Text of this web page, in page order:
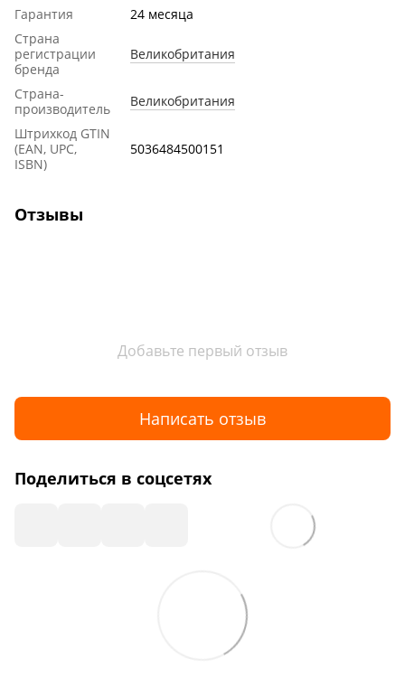
Гарантия
24 месяца
Страна
регистрации
бренда
Великобритания
Страна-
производитель
Великобритания
Штрихкод GTIN
(EAN, UPC,
ISBN)
5036484500151
Отзывы
Добавьте первый отзыв
Написать отзыв
Поделиться в соцсетях